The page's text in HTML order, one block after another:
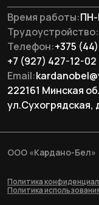
Время работы:ПН-
Трудоустройство:
Телефон:+375
+7 (927) 427-12-02
Email:
222161 Минская
ул.Сухогрядская,
ООО «Кардано-Бел»
Политика
Политика